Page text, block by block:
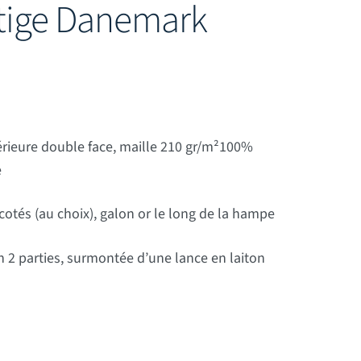
Danemark
double face, maille 210 gr/m²100%
(au choix),galon or le long de la hampe
parties, surmontée d’une lance en laiton